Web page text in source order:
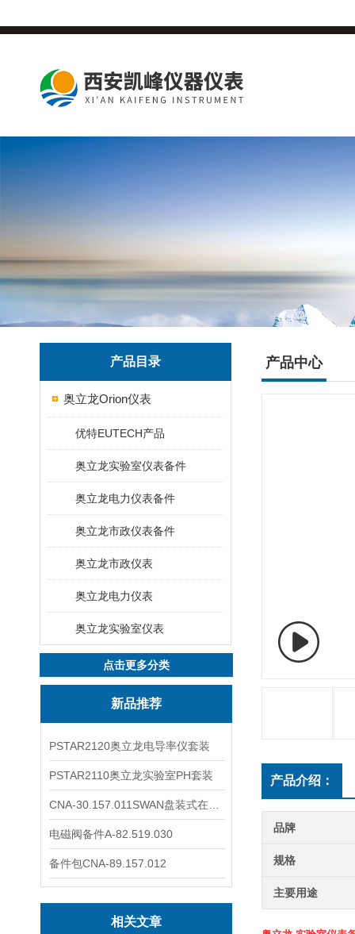
产品目录
奥立龙Orion仪表
优特EUTECH产品
奥立龙实验室仪表备件
奥立龙电力仪表备件
奥立龙市政仪表备件
奥立龙市政仪表
奥立龙电力仪表
奥立龙实验室仪表
点击更多分类
新品推荐
PSTAR2120奥立龙电导率仪套装
PSTAR2110奥立龙实验室PH套装
电磁阀备件A-82.519.030
备件包CNA-89.157.012
相关文章
产品中心
产品介绍：
品牌
规格
主要用途